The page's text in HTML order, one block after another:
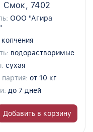
Смок, 7402
ООО "Агира
водорастворимые
сухая
от 10 кг
до 7 дней
Добавить в корзину